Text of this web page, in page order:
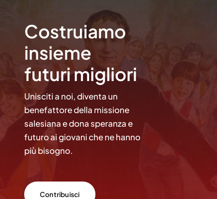
Costruiamo
insieme
futuri migliori
Unisciti a noi, diventa un
benefattore della missione
salesiana e dona speranza e
futuro ai giovani che ne hanno
più bisogno.
Contribuisci